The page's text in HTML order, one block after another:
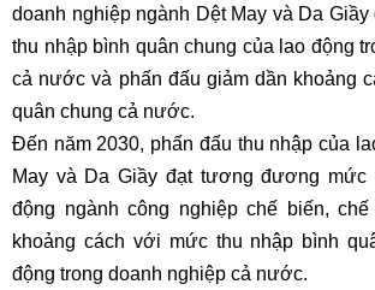
doanh nghiệp ngành Dệt May và Da
thu nhập bình quân chung của lao động
cả nước và phấn đấu giảm dần khoảng
quân chung cả nước.
Đến năm 2030, phấn đấu thu nhập của
May và Da Giầy đạt tương đương mức
động ngành công nghiệp chế biến,
khoảng cách với mức thu nhập bình
động trong doanh nghiệp cả nước.